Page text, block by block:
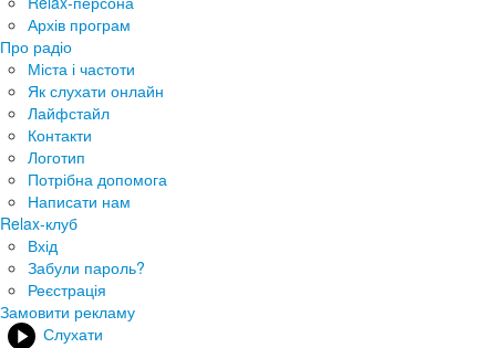
Архів програм
Про радіо
Міста і частоти
Як слухати онлайн
Лайфстайл
Контакти
Логотип
Потрібна допомога
Написати нам
Relax-клуб
Вхід
Забули пароль?
Реєстрація
Замовити рекламу
Слухати